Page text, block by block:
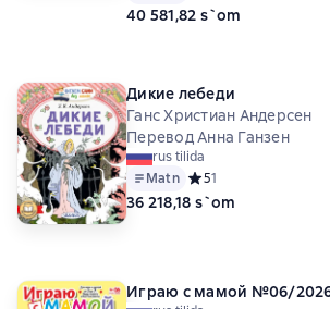
40 581,82 s`om
Дикие лебеди
Ганс Христиан Андерсен
Перевод Анна Ганзен
rus tilida
Matn Средний рейтинг 5 на
51
36 218,18 s`om
Играю с мамой №06/